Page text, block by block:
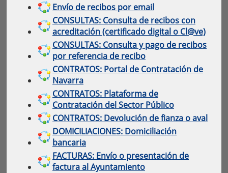
Envío de recibos por email
CONSULTAS: Consulta de recibos con
acreditación (certificado digital o Cl@ve)
CONSULTAS: Consulta y pago de recibos
por referencia de recibo
CONTRATOS: Portal de Contratación de
Navarra
CONTRATOS: Plataforma de
Contratación del Sector Público
CONTRATOS: Devolución de fianza o aval
DOMICILIACIONES: Domiciliación
bancaria
FACTURAS: Envío o presentación de
factura al Ayuntamiento